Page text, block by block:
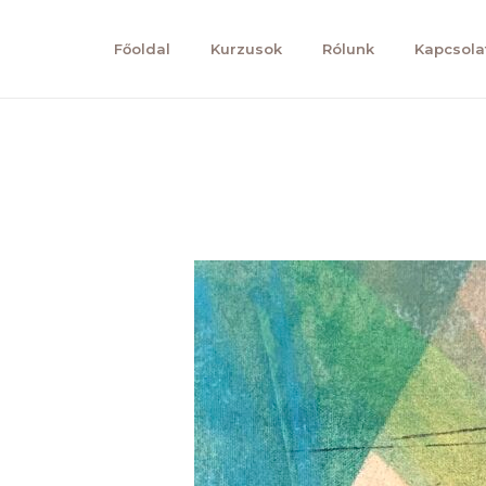
Főoldal Kurzusok Rólunk